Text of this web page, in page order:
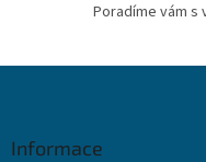
Poradíme vám
Informace